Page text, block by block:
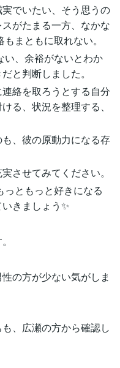
でいたい、そう思うの
がたまる一方、なかな
まともに取れない。
、余裕がないとわか
と判断しました。
絡を取ろうとする自分
る、状況を整理する、
、彼の原動力になる存
させてみてください。
ともっと好きになる
きましょう✨
の方が少ない気がしま
、広瀬の方から確認し